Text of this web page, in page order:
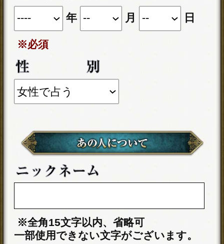
あの人の恋願望＆不安
会員価格2,530円(税込)
通常価格2,860円(税込)
名前/顔/声【生涯の伴侶を
特定霊視】あなたの結婚
占◆入籍日＆夫婦仲
会員価格 2,420円(税込)
通常価格2,750円(税込)
成就霊視】2人の絆＆愛を
繋ぐ宿縁/軌跡/結末
会員価格 2,420円(税込)
通常価格2,750円(税込)